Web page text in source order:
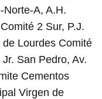
A, A.H.
2 Sur, P.J.
Lourdes Comité
San Pedro, Av.
Cementos
Virgen de